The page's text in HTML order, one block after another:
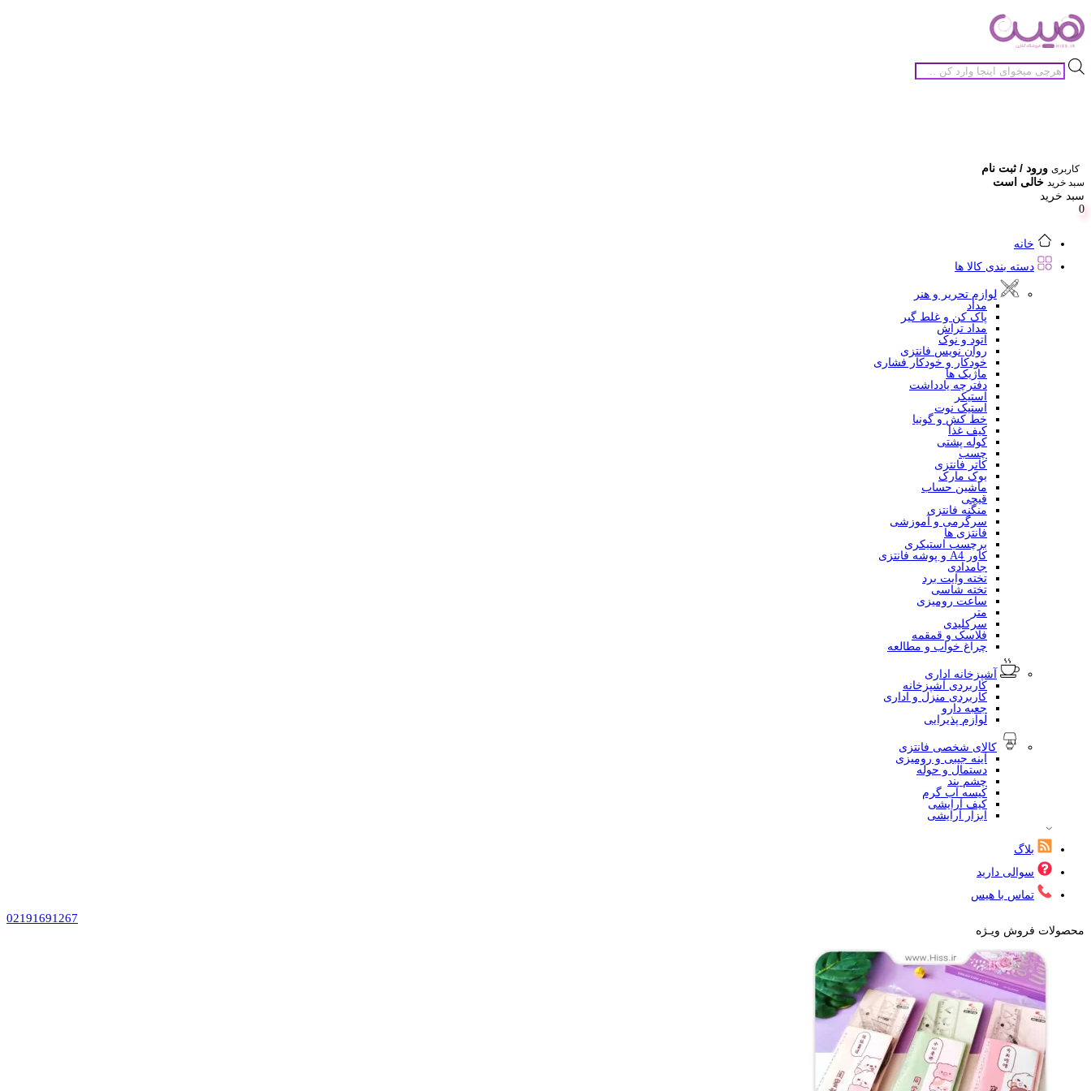
جستجوی
محصولات
کاربری ورود / ثبت نام
سبد خرید خالی است
سبد خرید
0
خانه
دسته بندی کالا ها
لوازم تحریر و هنر
مداد
پاک کن و غلط گیر
مداد تراش
اتود و نوک
روان نویس فانتزی
خودکار و خودکار فشاری
ماژیک ها
دفترچه یادداشت
استیکر
استیک نوت
خط کش و گونیا
کیف غذا
کوله پشتی
چسب
کاتر فانتزی
بوک مارک
ماشین حساب
قیچی
منگنه فانتزی
سرگرمی و آموزشی
فانتزی ها
برچسب استیکری
کاور A4 و پوشه فانتزی
جامدادی
تخته وایت برد
تخته شاسی
ساعت رومیزی
متر
سرکلیدی
فلاسک و قمقمه
چراغ خواب و مطالعه
آشپزخانه اداری
کاربردی آشپزخانه
کاربردی منزل و اداری
جعبه دارو
لوازم پذیرایی
کالای شخصی فانتزی
آینه جیبی و رومیزی
دستمال و حوله
چشم بند
کیسه آب گرم
کیف آرایشی
ابزار آرایشی
بلاگ
سوالی دارید
تماس با هیس
02191691267
محصولات فروش ویـژه